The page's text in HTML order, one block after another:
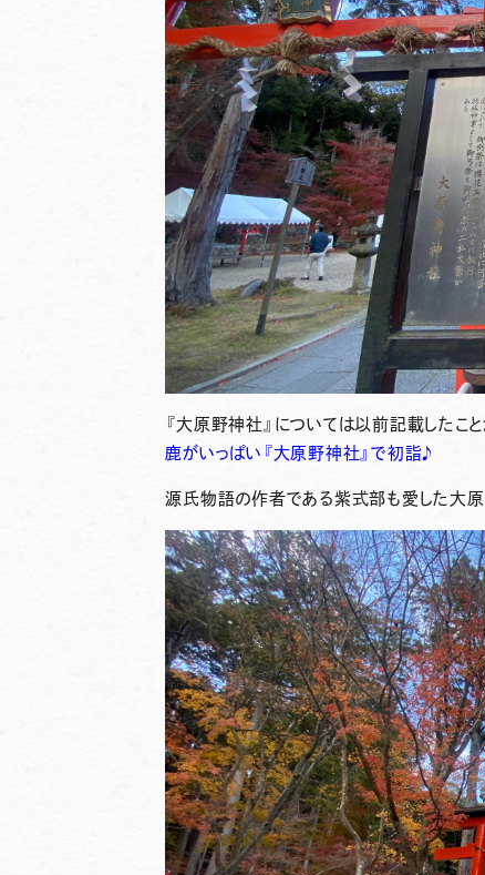
『大原野神社』については以前記載したこ
鹿がいっぱい『大原野神社』で初詣♪
源氏物語の作者である紫式部も愛した大